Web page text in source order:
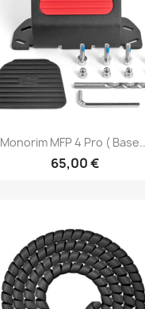
Monorim MFP 4 Pro (
65,00 €